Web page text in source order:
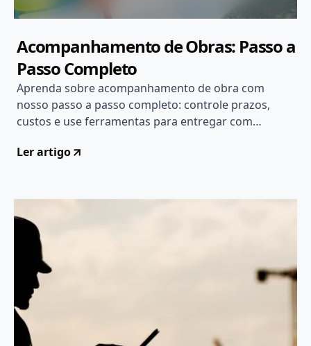
Acompanhamento de Obras: Passo a
Passo Completo
Aprenda sobre acompanhamento de obra com
nosso passo a passo completo: controle prazos,
custos e use ferramentas para entregar com
Ler artigo